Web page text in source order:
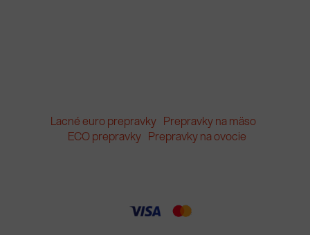
Lacné euro prepravky Prepravky na mäso
ECO prepravky Prepravky na ovocie